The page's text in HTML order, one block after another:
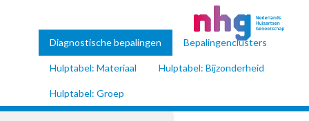
Diagnostische bepalingen Bepalingenclusters
Hulptabel: Materiaal Hulptabel: Bijzonderheid
Hulptabel: Groep